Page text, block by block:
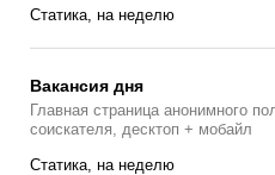
Статика, на неделю
Вакансия дня
Главная страницa анонимного
соискателя, десктоп + мобайл
Статика, на неделю